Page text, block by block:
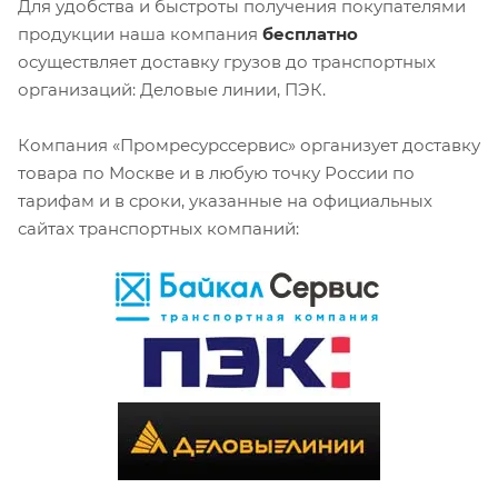
Для удобства и быстроты получения покупателями
продукции наша компания бесплатно
осуществляет доставку грузов до транспортных
организаций: Деловые линии, ПЭК.
Компания «Промресурссервис» организует доставку
товара по Москве и в любую точку России по
тарифам и в сроки, указанные на официальных
сайтах транспортных компаний: